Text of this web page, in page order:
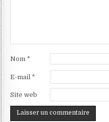
Nom *
E-mail *
Site web